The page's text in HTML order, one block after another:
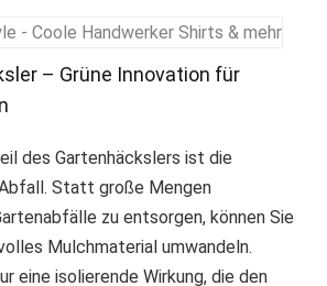
– Grüne Innovation für
des Gartenhäckslers ist die
Statt große Mengen
zu entsorgen, können Sie
Mulchmaterial umwandeln.
eine isolierende Wirkung, die den